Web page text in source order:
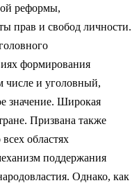
реформы,
прав и свобод личности.
формирования
числе и уголовный,
значение. Широкая
Призвана также
областях
поддержания
Однако, как